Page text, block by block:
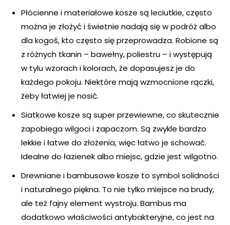
Płócienne i materiałowe kosze są leciutkie, często
można je złożyć i świetnie nadają się w podróż albo
dla kogoś, kto często się przeprowadza. Robione są
z różnych tkanin – bawełny, poliestru – i występują
w tylu wzorach i kolorach, że dopasujesz je do
każdego pokoju. Niektóre mają wzmocnione rączki,
żeby łatwiej je nosić.
Siatkowe kosze są super przewiewne, co skutecznie
zapobiega wilgoci i zapaczom. Są zwykle bardzo
lekkie i łatwe do złożenia, więc łatwo je schować.
Idealne do łazienek albo miejsc, gdzie jest wilgotno.
Drewniane i bambusowe kosze to symbol solidności
i naturalnego piękna. To nie tylko miejsce na brudy,
ale też fajny element wystroju. Bambus ma
dodatkowo właściwości antybakteryjne, co jest na